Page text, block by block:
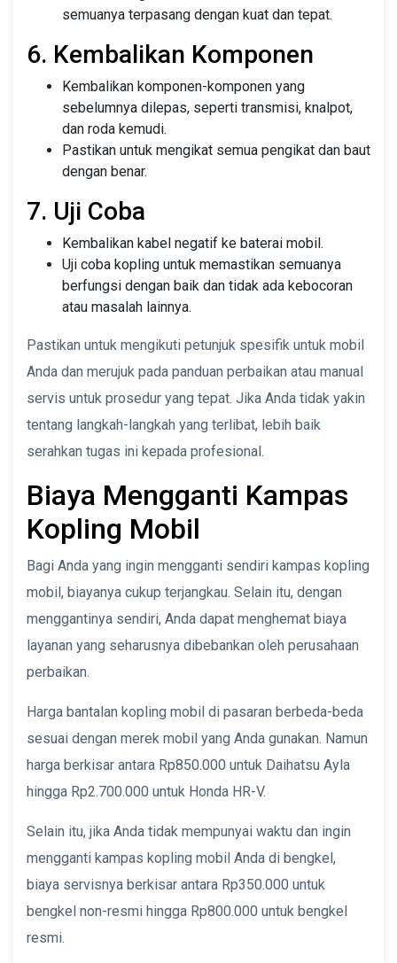
semuanya terpasang dengan kuat dan tepat.
6. Kembalikan Komponen
Kembalikan komponen-komponen yang
sebelumnya dilepas, seperti transmisi, knalpot,
dan roda kemudi.
Pastikan untuk mengikat semua pengikat dan baut
dengan benar.
7. Uji Coba
Kembalikan kabel negatif ke baterai mobil.
Uji coba kopling untuk memastikan semuanya
berfungsi dengan baik dan tidak ada kebocoran
atau masalah lainnya.
Pastikan untuk mengikuti petunjuk spesifik untuk mobil
Anda dan merujuk pada panduan perbaikan atau manual
servis untuk prosedur yang tepat. Jika Anda tidak yakin
tentang langkah-langkah yang terlibat, lebih baik
serahkan tugas ini kepada profesional.
Biaya Mengganti Kampas
Kopling Mobil
Bagi Anda yang ingin mengganti sendiri kampas kopling
mobil, biayanya cukup terjangkau. Selain itu, dengan
menggantinya sendiri, Anda dapat menghemat biaya
layanan yang seharusnya dibebankan oleh perusahaan
perbaikan.
Harga bantalan kopling mobil di pasaran berbeda-beda
sesuai dengan merek mobil yang Anda gunakan. Namun
harga berkisar antara Rp850.000 untuk Daihatsu Ayla
hingga Rp2.700.000 untuk Honda HR-V.
Selain itu, jika Anda tidak mempunyai waktu dan ingin
mengganti kampas kopling mobil Anda di bengkel,
biaya servisnya berkisar antara Rp350.000 untuk
bengkel non-resmi hingga Rp800.000 untuk bengkel
resmi.